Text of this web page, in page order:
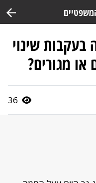
בעקבות שינוי
או מגורים?
36